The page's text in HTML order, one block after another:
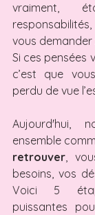
vraiment,
vous demander
Si ces pensées
c’est que
perdu de vue
Aujourd'hui,
ensemble
retrouver,
besoins, vos
Voici 5
puissantes